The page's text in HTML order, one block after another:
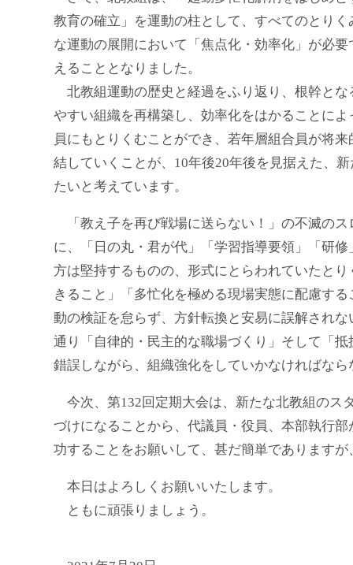
教育の確立」を運動の柱として、すべてのとり
な運動の展開において「焦点化・効率化」が必
えることとなりました。
北教組運動の歴史と経過をふり返り、根幹と
やすい組織を再構築し、効率化をはかることに
員にもとりくむことができ、若年層組合員が将
結していくことが、10年後20年後を見据えた、
たいと考えています。
「教え子を再び戦場に送らない！」の不滅の
に、「日の丸・君が代」「学習指導要領」「研
方は堅持するものの、形式にとらわれていたと
きること」「多忙化を極める現場実態に配慮す
動の検証を怠らず、方針転換と安易に誤解され
通り「自律的・民主的な職場づくり」そして「
錯誤しながら、組織強化をしていかなければな
今次、第132回定期大会は、新たな北教組のス
づけになることから、代議員・役員、本部執行
功することをお願いして、甚だ簡単であります
本日はよろしくお願いいたします。
ともに頑張りましょう。